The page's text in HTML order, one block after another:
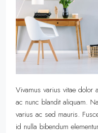
Vivamus varius vitae dolor
ac nunc blandit aliquam.
varius ac sed mauris.
id nulla bibendum